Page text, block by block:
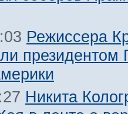
Режиссера
президентом
Никита